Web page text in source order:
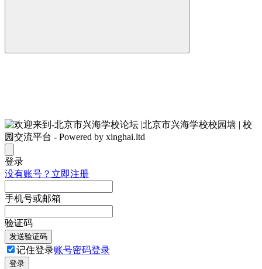
登录
没有账号？立即注册
手机号或邮箱
验证码
发送验证码
记住登录账号密码登录
登录